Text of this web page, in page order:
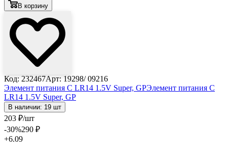
В корзину
Код: 232467Арт: 19298/ 09216
Элемент питания C LR14 1.5V Super, GPЭлемент питания C
LR14 1.5V Super, GP
В наличии: 19 шт
203 ₽/шт
-30%290 ₽
+6.09